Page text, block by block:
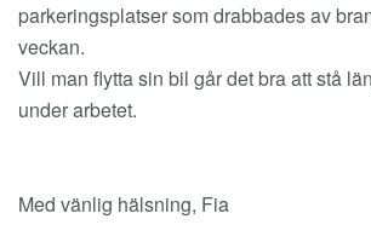
parkeringsplatser som drabbades av
veckan.
Vill man flytta sin bil går det bra att stå
under arbetet.
Med vänlig hälsning, Fia